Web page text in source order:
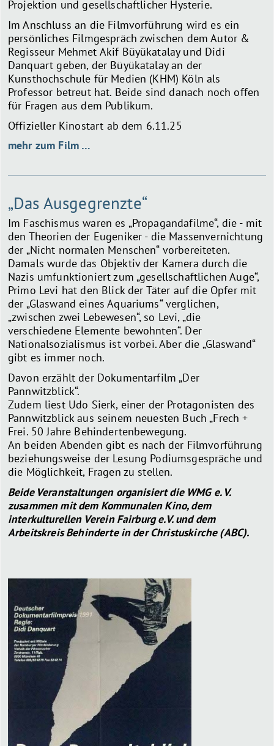
Projektion und gesellschaftlicher Hysterie.
Im Anschluss an die Filmvorführung wird es ein
persönliches Filmgespräch zwischen dem Autor &
Regisseur Mehmet Akif Büyükatalay und Didi
Danquart geben, der Büyükatalay an der
Kunsthochschule für Medien (KHM) Köln als
Professor betreut hat. Beide sind danach noch offen
für Fragen aus dem Publikum.
Offizieller Kinostart ab dem 6.11.25
mehr zum Film …
„Das Ausgegrenzte“
Im Faschismus waren es „Propagandafilme“, die - mit
den Theorien der Eugeniker - die Massenvernichtung
der „Nicht normalen Menschen“ vorbereiteten.
Damals wurde das Objektiv der Kamera durch die
Nazis umfunktioniert zum „gesellschaftlichen Auge“,
Primo Levi hat den Blick der Täter auf die Opfer mit
der „Glaswand eines Aquariums“ verglichen,
„zwischen zwei Lebewesen“, so Levi, „die
verschiedene Elemente bewohnten“. Der
Nationalsozialismus ist vorbei. Aber die „Glaswand“
gibt es immer noch.
Davon erzählt der Dokumentarfilm „Der
Pannwitzblick“.
Zudem liest Udo Sierk, einer der Protagonisten des
Pannwitzblick aus seinem neuesten Buch „Frech +
Frei. 50 Jahre Behindertenbewegung.
An beiden Abenden gibt es nach der Filmvorführung
beziehungsweise der Lesung Podiumsgespräche und
die Möglichkeit, Fragen zu stellen.
Beide Veranstaltungen organisiert die WMG e. V.
zusammen mit dem Kommunalen Kino, dem
interkulturellen Verein Fairburg e.V. und dem
Arbeitskreis Behinderte in der Christuskirche (ABC).